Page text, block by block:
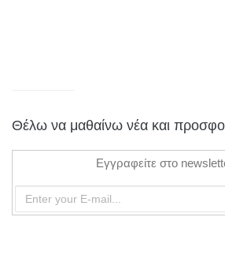
Θέλω να μαθαίνω νέα και
Εγγραφείτε στο